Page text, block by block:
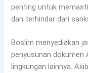
penting untuk
dan terhindar dari
Boslim menyediakan
penyusunan dokumen
lingkungan lainnya.